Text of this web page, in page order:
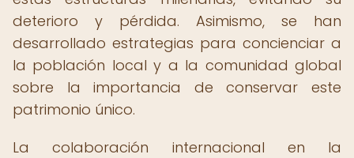
deterioro y pérdida. Asimismo, se han
desarrollado estrategias para concienciar a
la población local y a la comunidad global
sobre la importancia de conservar este
patrimonio único.
La colaboración internacional en la